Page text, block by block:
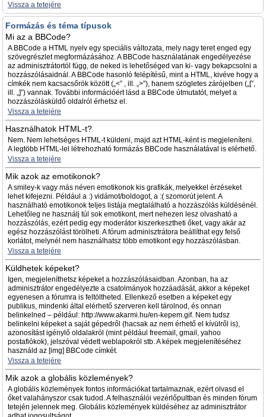
Vissza a tetejére
Formázás és téma típusok
Mi az a BBCode?
A BBCode a HTML nyelv egy speciális változata, mely nagy teret enged egy
szövegrészlet megformázásához. A BBCode használatának engedélyezése
az adminisztrátortól függ, de neked is lehetőséged van ki- vagy bekapcsolni a
hozzászólásaidnál. A BBCode hasonló felépítésű, mint a HTML, kivéve hogy a
címkék nem kacsacsőrök között („<” , ill. „>”), hanem szögletes zárójelben („[”,
ill. „]”) vannak. További információért lásd a BBCode útmutatót, melyet a
hozzászólásküldő oldalról érhetsz el.
Vissza a tetejére
Használhatok HTML-t?
Nem. Nem lehetséges HTML-t küldeni, majd azt HTML-ként is megjeleníteni.
A legtöbb HTML-lel létrehozható formázás BBCode használatával is elérhető.
Vissza a tetejére
Mik azok az emotikonok?
A smiley-k vagy más néven emotikonok kis grafikák, melyekkel érzéseket
lehet kifejezni. Például a :) vidámot/boldogot, a :( szomorút jelent. A
használható emotikonok teljes listája megtalálható a hozzászólás küldésénél.
Lehetőleg ne használj túl sok emotikont, mert nehezen lesz olvasható a
hozzászólás, ezért pedig egy moderátor kiszerkesztheti őket, vagy akár az
egész hozzászólást törölheti. A fórum adminisztrátora beállíthat egy felső
korlátot, melynél nem használhatsz több emotikont egy hozzászólásban.
Vissza a tetejére
Küldhetek képeket?
Igen, megjeleníthetsz képeket a hozzászólásaidban. Azonban, ha az
adminisztrátor engedélyezte a csatolmányok hozzáadását, akkor a képeket
egyenesen a fórumra is feltöltheted. Ellenkező esetben a képeket egy
publikus, mindenki által elérhető szerveren kell tárolnod, és onnan
belinkelned – például: http://www.akarmi.hu/en-kepem.gif. Nem tudsz
belinkelni képeket a saját gépedről (hacsak az nem érhető el kívülről is),
azonosítást igénylő oldalakról (mint például freemail, gmail, yahoo
postafiókok), jelszóval védett weblapokról stb. A képek megjelenítéséhez
használd az [img] BBCode címkét.
Vissza a tetejére
Mik azok a globális közlemények?
A globális közlemények fontos információkat tartalmaznak, ezért olvasd el
őket valahányszor csak tudod. A felhasználói vezérlőpultban és minden fórum
tetején jelennek meg. Globális közlemények küldéséhez az adminisztrátor